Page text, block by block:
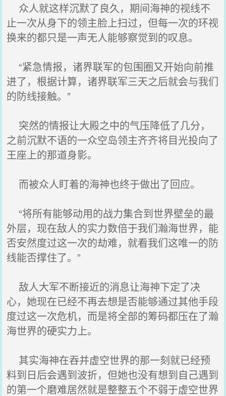
众人就这样沉默了良久，期间海神的视线不
止一次从身下的领主脸上扫过，但每一次的环视
换来的都只是一声无人能够察觉到的叹息。
“紧急情报，诸界联军的包围圈又开始向前推
进了，根据计算，诸界联军三天之后就会与我们
的防线接触。”
突然的情报让大殿之中的气压降低了几分，
之前沉默不语的一众空岛领主齐齐将目光投向了
王座上的那道身影。
而被众人盯着的海神也终于做出了回应。
“将所有能够动用的战力集合到世界壁垒的最
外层，现在敌人的实力数倍于我们瀚海世界，能
否安然度过这一次的劫难，就看我们这唯一的防
线能否撑住了。”
敌人大军不断接近的消息让海神下定了决
心，她现在已经不再去想是否能够通过其他手段
度过这一次危机，而是将全部的筹码都压在了瀚
海世界的硬实力上。
其实海神在吞并虚空世界的那一刻就已经预
料到日后会遇到波折，但她也没有想到自己遇到
的第一个磨难居然就是整整五个不弱于虚空世界